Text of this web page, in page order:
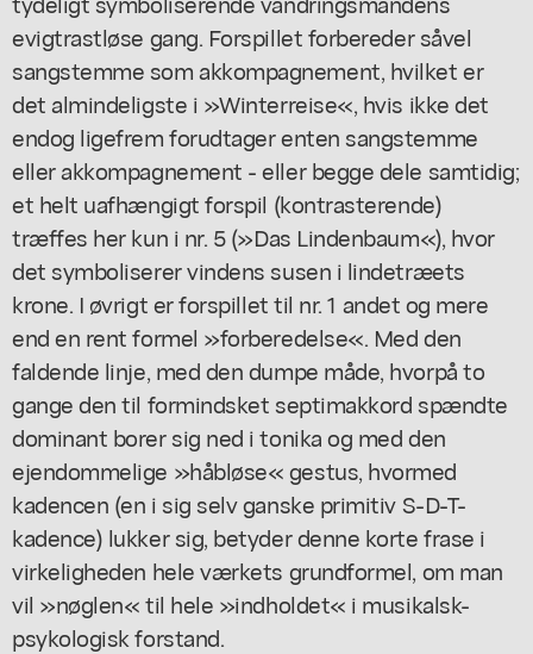
evigtrastløse gang. Forspillet forbereder såvel
sangstemme som akkompagnement, hvilket er
det almindeligste i »Winterreise«, hvis ikke det
endog ligefrem forudtager enten sangstemme
eller akkompagnement - eller begge dele samtidig;
et helt uafhængigt forspil (kontrasterende)
træffes her kun i nr. 5 (»Das Lindenbaum«), hvor
det symboliserer vindens susen i lindetræets
krone. I øvrigt er forspillet til nr. 1 andet og mere
end en rent formel »forberedelse«. Med den
faldende linje, med den dumpe måde, hvorpå to
gange den til formindsket septimakkord spændte
dominant borer sig ned i tonika og med den
ejendommelige »håbløse« gestus, hvormed
kadencen (en i sig selv ganske primitiv S-D-T-
kadence) lukker sig, betyder denne korte frase i
virkeligheden hele værkets grundformel, om man
vil »nøglen« til hele »indholdet« i musikalsk-
psykologisk forstand.